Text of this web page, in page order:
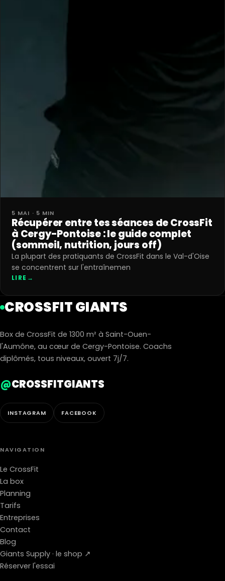
5 MAI · 5 MIN
Récupérer entre tes séances de CrossFit
à Cergy-Pontoise : le guide complet
(sommeil, nutrition, jours off)
La plupart des pratiquants de CrossFit dans le Val-d'Oise
se concentrent sur l'entraînemen
LIRE →
CROSSFIT GIANTS
Box de CrossFit de 1300 m² à Saint-Ouen-
l'Aumône, au cœur de Cergy-Pontoise. Coachs
diplômés, tous niveaux, ouvert 7j/7.
@CROSSFITGIANTS
INSTAGRAM FACEBOOK
NAVIGATION
Le CrossFit
La box
Planning
Tarifs
Entreprises
Contact
Blog
Giants Supply · le shop ↗
Réserver l'essai